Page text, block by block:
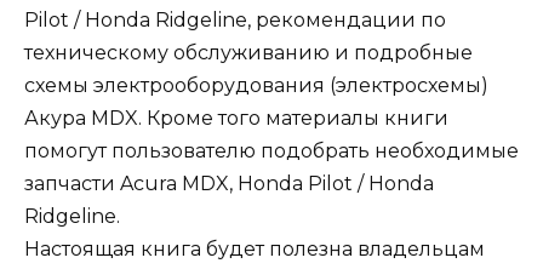
Pilot / Honda Ridgeline, рекомендации по
техническому обслуживанию и подробные
схемы электрооборудования (электросхемы)
Акура MDX. Кроме того материалы книги
помогут пользователю подобрать необходимые
запчасти Acura MDX, Honda Pilot / Honda
Ridgeline.
Настоящая книга будет полезна владельцам